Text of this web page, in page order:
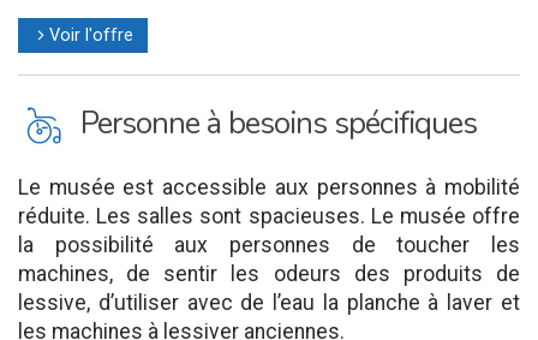
l Voir l'offre
L Personne à besoins spécifiques
Le musée est accessible aux personnes à mobilité
réduite. Les salles sont spacieuses. Le musée offre
la possibilité aux personnes de toucher les
machines, de sentir les odeurs des produits de
lessive, d’utiliser avec de l’eau la planche à laver et
les machines à lessiver anciennes.